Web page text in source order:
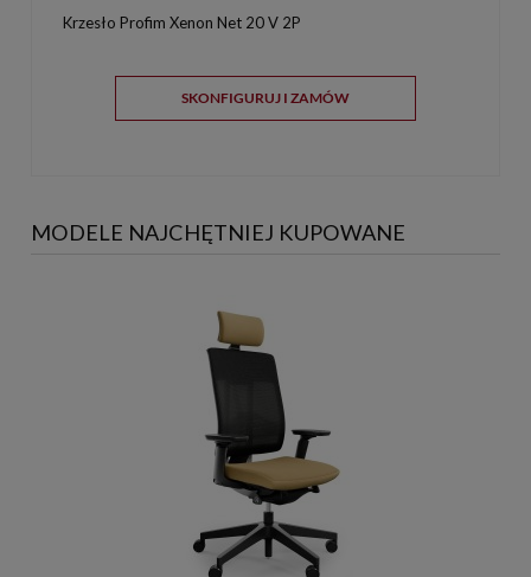
Krzesło Profim Xenon Net 20 V 2P
SKONFIGURUJ I ZAMÓW
MODELE NAJCHĘTNIEJ KUPOWANE